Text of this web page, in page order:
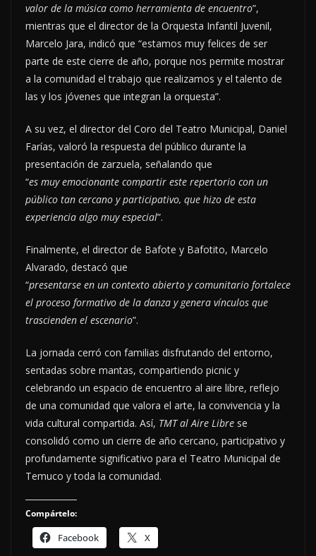
valor de la música como herramienta de encuentro”,
mientras que el director de la Orquesta Infantil Juvenil,
Marcelo Jara, indicó que “estamos muy felices de ser
parte de este cierre de año, porque nos permite mostrar
a la comunidad el trabajo que realizamos y el talento de
las y los jóvenes que integran la orquesta”.
A su vez, el director del Coro del Teatro Municipal, Daniel
Farías, valoró la respuesta del público durante la
presentación de zarzuela, señalando que
“es muy emocionante compartir este repertorio con un
público tan cercano y participativo, que hizo de esta
experiencia algo muy especial”.
Finalmente, el director de Bafote y Bafotito, Marcelo
Alvarado, destacó que
“presentarse en un contexto abierto y comunitario fortalece
el proceso formativo de la danza y genera vínculos que
trascienden el escenario”.
La jornada cerró con familias disfrutando del entorno,
sentadas sobre mantas, compartiendo picnic y
celebrando un espacio de encuentro al aire libre, reflejo
de una comunidad que valora el arte, la convivencia y la
vida cultural compartida. Así, TMT al Aire Libre se
consolidó como un cierre de año cercano, participativo y
profundamente significativo para el Teatro Municipal de
Temuco y toda la comunidad.
Compártelo:
Facebook X